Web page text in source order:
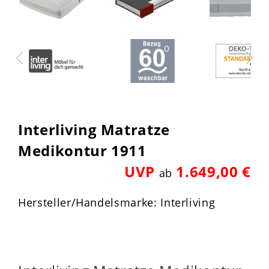
Interliving Matratze
Medikontur 1911
UVP ab 1.649,00 €
Hersteller/Handelsmarke: Interliving